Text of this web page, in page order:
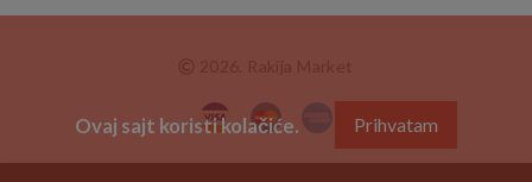
Ovaj sajt koristi kolačiće. Prihvatam